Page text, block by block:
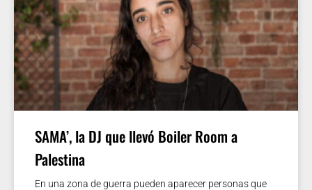
SAMA’, la DJ que llevó Boiler Room a
Palestina
En una zona de guerra pueden aparecer personas que